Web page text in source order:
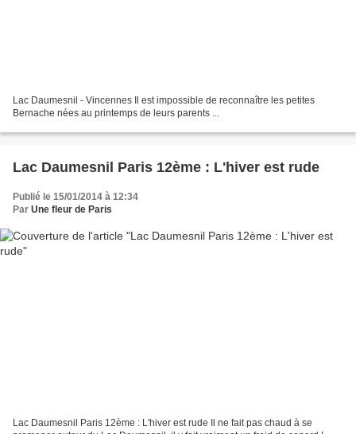
Lac Daumesnil - Vincennes Il est impossible de reconnaître les petites
Bernache nées au printemps de leurs parents ...
Lac Daumesnil Paris 12ème : L'hiver est rude
Publié le 15/01/2014 à 12:34
Par Une fleur de Paris
Lac Daumesnil Paris 12ème : L'hiver est rude Il ne fait pas chaud à se